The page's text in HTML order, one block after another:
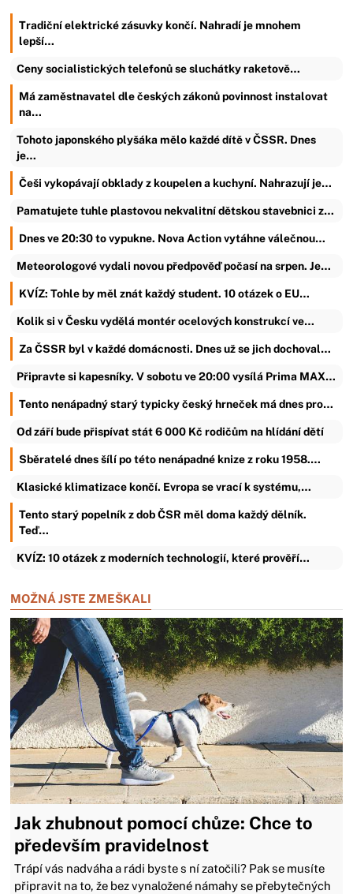
Tradiční elektrické zásuvky končí. Nahradí je mnohem
lepší…
Ceny socialistických telefonů se sluchátky raketově…
Má zaměstnavatel dle českých zákonů povinnost instalovat
na…
Tohoto japonského plyšáka mělo každé dítě v ČSSR. Dnes
je…
Češi vykopávají obklady z koupelen a kuchyní. Nahrazují je…
Pamatujete tuhle plastovou nekvalitní dětskou stavebnici z…
Dnes ve 20:30 to vypukne. Nova Action vytáhne válečnou…
Meteorologové vydali novou předpověď počasí na srpen. Je…
KVÍZ: Tohle by měl znát každý student. 10 otázek o EU…
Kolik si v Česku vydělá montér ocelových konstrukcí ve…
Za ČSSR byl v každé domácnosti. Dnes už se jich dochoval…
Připravte si kapesníky. V sobotu ve 20:00 vysílá Prima MAX…
Tento nenápadný starý typicky český hrneček má dnes pro…
Od září bude přispívat stát 6 000 Kč rodičům na hlídání dětí
Sběratelé dnes šílí po této nenápadné knize z roku 1958.…
Klasické klimatizace končí. Evropa se vrací k systému,…
Tento starý popelník z dob ČSR měl doma každý dělník.
Teď…
KVÍZ: 10 otázek z moderních technologií, které prověří…
MOŽNÁ JSTE ZMEŠKALI
Jak zhubnout pomocí chůze: Chce to
především pravidelnost
Trápí vás nadváha a rádi byste s ní zatočili? Pak se musíte
připravit na to, že bez vynaložené námahy se přebytečných